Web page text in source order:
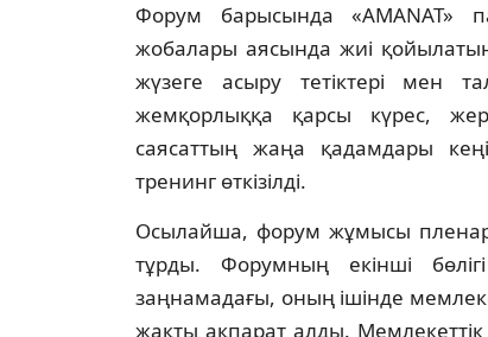
Форум барысында «AMANAT»
жобалары аясында жиі
жүзеге асыру тетіктері мен
жемқорлыққа қарсы күрес,
саясаттың жаңа қадамдары
тренинг өткізілді.
Осылайша, форум жұмысы
тұрды. Форумның екінші
заңнамадағы, оның ішінде
жақты ақпарат алды.